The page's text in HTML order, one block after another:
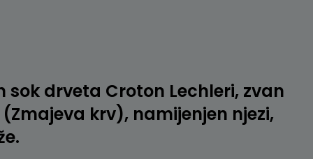
sok drveta Croton Lechleri, zvan
krv), namijenjen njezi,